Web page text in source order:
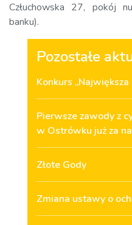
Człuchowska 27, pokój
banku).
Pozostałe
Konkurs
Pierwsze zawody z
w Ostrówku już za
Złote Gody
Zmiana ustawy o